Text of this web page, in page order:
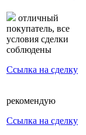
отличный
покупатель, все
условия сделки
соблюдены
Ссылка на сделку
рекомендую
Ссылка на сделку